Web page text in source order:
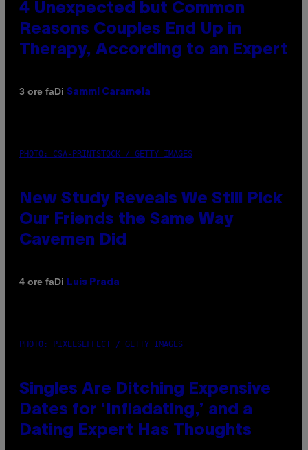
4 Unexpected but Common
Reasons Couples End Up in
Therapy, According to an Expert
3 ore faDi Sammi Caramela
PHOTO: CSA-PRINTSTOCK / GETTY IMAGES
New Study Reveals We Still Pick
Our Friends the Same Way
Cavemen Did
4 ore faDi Luis Prada
PHOTO: PIXELSEFFECT / GETTY IMAGES
Singles Are Ditching Expensive
Dates for ‘Infladating,’ and a
Dating Expert Has Thoughts